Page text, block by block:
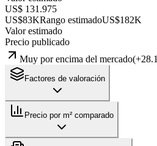
US$ 131.975
US$83KRango estimadoUS$182K
Valor estimado
Precio publicado
Muy por encima del mercado(+28.1
Factores de valoración
Precio por m² comparado